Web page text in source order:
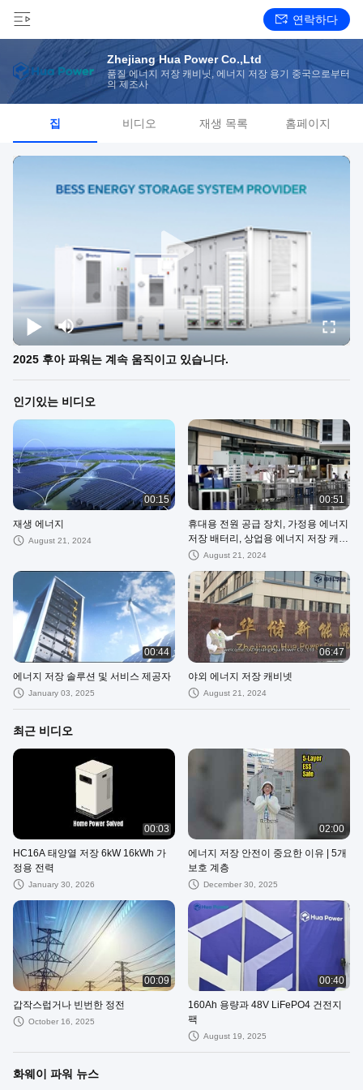
연락하다
Zhejiang Hua Power Co.,Ltd
품질 에너지 저장 캐비닛, 에너지 저장 용기 중국으로부터
의 제조사
집 비디오 재생 목록 홈페이지
2025 후아 파워는 계속 움직이고 있습니다.
인기있는 비디오
00:15
재생 에너지
August 21, 2024
00:51
휴대용 전원 공급 장치, 가정용 에너지
저장 배터리, 상업용 에너지 저장 캐비
닛
August 21, 2024
00:44
에너지 저장 솔루션 및 서비스 제공자
January 03, 2025
06:47
야외 에너지 저장 캐비넷
August 21, 2024
최근 비디오
00:03
HC16A 태양열 저장 6kW 16kWh 가
정용 전력
January 30, 2026
02:00
에너지 저장 안전이 중요한 이유 | 5개
보호 계층
December 30, 2025
00:09
갑작스럽거나 빈번한 정전
October 16, 2025
00:40
160Ah 용량과 48V LiFePO4 건전지
팩
August 19, 2025
화웨이 파워 뉴스